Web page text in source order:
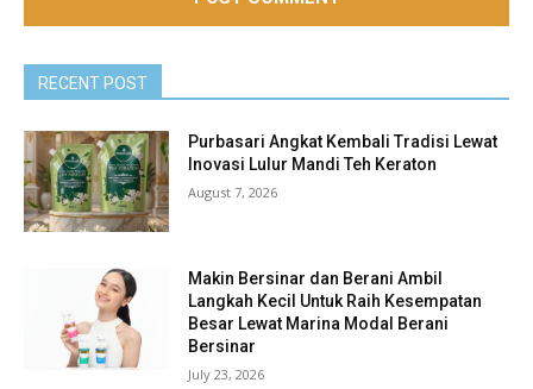
RECENT POST
Purbasari Angkat Kembali Tradisi Lewat
Inovasi Lulur Mandi Teh Keraton
August 7, 2026
Makin Bersinar dan Berani Ambil
Langkah Kecil Untuk Raih Kesempatan
Besar Lewat Marina Modal Berani
Bersinar
July 23, 2026